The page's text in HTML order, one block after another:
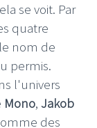
se voit. Par
quatre
nom de
permis.
l'univers
Mono, Jakob
des